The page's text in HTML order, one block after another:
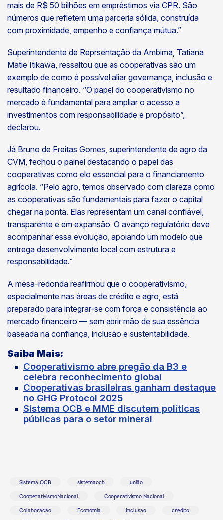
mais de R$ 50 bilhões em empréstimos via CPR. São
números que refletem uma parceria sólida, construída
com proximidade, empenho e confiança mútua.”
Superintendente de Reprsentação da Ambima, Tatiana
Matie Itikawa, ressaltou que as cooperativas são um
exemplo de como é possível aliar governança, inclusão e
resultado financeiro. “O papel do cooperativismo no
mercado é fundamental para ampliar o acesso a
investimentos com responsabilidade e propósito”,
declarou.
Já Bruno de Freitas Gomes, superintendente de agro da
CVM, fechou o painel destacando o papel das
cooperativas como elo essencial para o financiamento
agrícola. “Pelo agro, temos observado com clareza como
as cooperativas são fundamentais para fazer o capital
chegar na ponta. Elas representam um canal confiável,
transparente e em expansão. O avanço regulatório deve
acompanhar essa evolução, apoiando um modelo que
entrega desenvolvimento local com estrutura e
responsabilidade.”
A mesa-redonda reafirmou que o cooperativismo,
especialmente nas áreas de crédito e agro, está
preparado para integrar-se com força e consistência ao
mercado financeiro — sem abrir mão de sua essência
baseada na confiança, inclusão e sustentabilidade.
Saiba Mais:
Cooperativismo abre pregão da B3 e
celebra reconhecimento global
Cooperativas brasileiras ganham destaque
no GHG Protocol 2025
Sistema OCB e MME discutem políticas
públicas para o setor mineral
Sistema OCB sistemaocb união
CooperativismoNacional Cooperativismo Nacional
Colaboracao Economia Inclusao credito